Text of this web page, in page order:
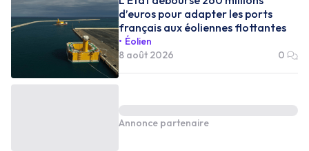
d’euros pour adapter les ports
français aux éoliennes flottantes
Éolien
8 août 2026
0
Annonce partenaire